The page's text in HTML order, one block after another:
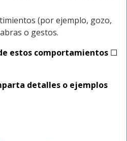
(por ejemplo, gozo,
o gestos.
estos comportamientos ☐
detalles o ejemplos